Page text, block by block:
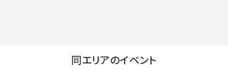
同エリアのイベント